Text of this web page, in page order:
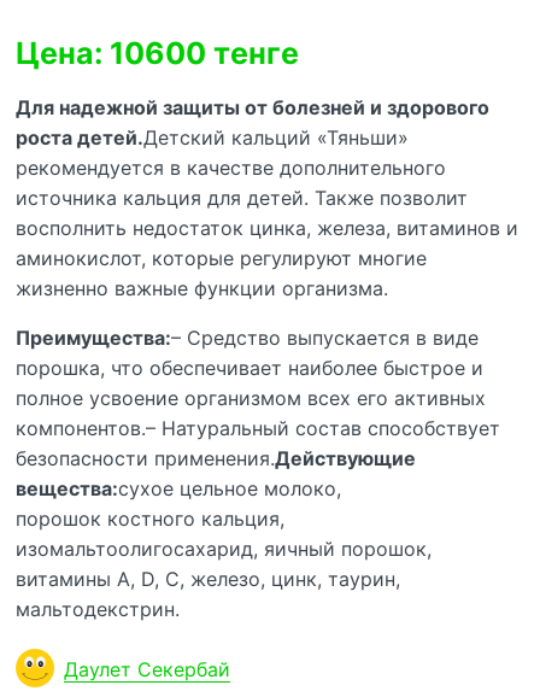
Цена: 10600 тенге
Для надежной защиты от болезней и здорового
роста детей.Детский кальций «Тяньши»
рекомендуется в качестве дополнительного
источника кальция для детей. Также позволит
восполнить недостаток цинка, железа, витаминов и
аминокислот, которые регулируют многие
жизненно важные функции организма.
Преимущества:– Средство выпускается в виде
порошка, что обеспечивает наиболее быстрое и
полное усвоение организмом всех его активных
компонентов.– Натуральный состав способствует
безопасности применения.Действующие
вещества:сухое цельное молоко,
порошок костного кальция,
изомальтоолигосахарид, яичный порошок,
витамины А, D, С, железо, цинк, таурин,
мальтодекстрин.
Даулет Секербай